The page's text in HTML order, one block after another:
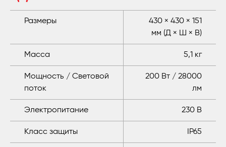
Размеры
430 × 430 × 151
мм (Д × Ш × В)
Масса 5,1 кг
Мощность / Световой
поток
200 Вт / 28000
лм
Электропитание 230 В
Класс защиты IP65